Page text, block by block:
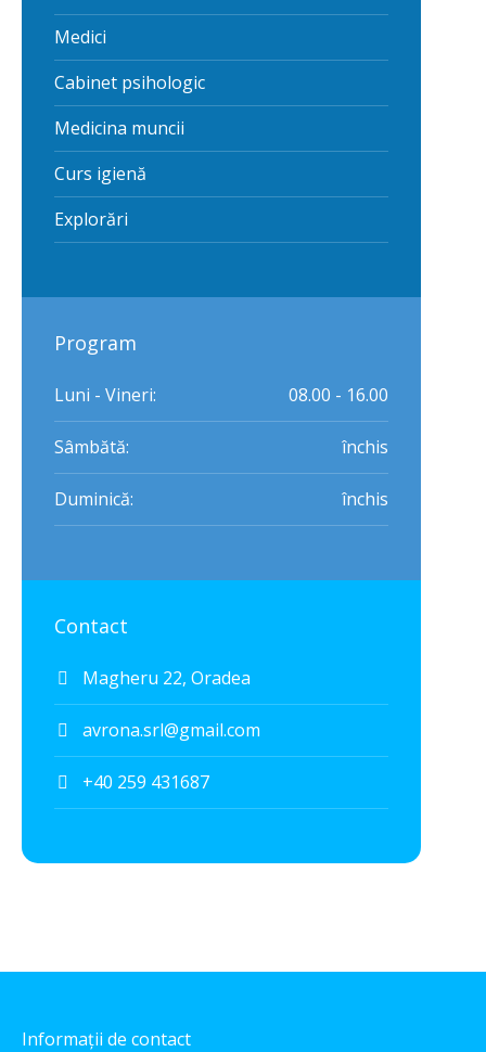
Medici
Cabinet psihologic
Medicina muncii
Curs igienă
Explorări
Program
Luni - Vineri: 08.00 - 16.00
Sâmbătă: închis
Duminică: închis
Contact
Magheru 22, Oradea
avrona.srl@gmail.com
+40 259 431687
Informaţii de contact